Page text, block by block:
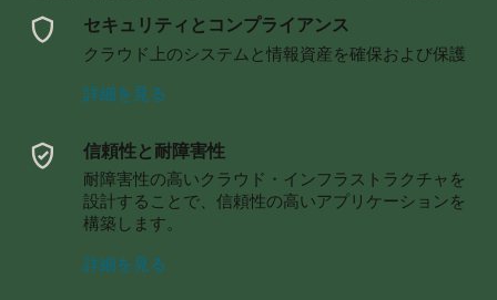
セキュリティとコンプライアンス
クラウド上のシステムと情報資産を確保および保護
詳細を見る
リ
テ
ィ
と
信頼性と耐障害性
耐障害性の高いクラウド・インフラストラクチャを
設計することで、信頼性の高いアプリケーションを
構築します。
詳細を見る